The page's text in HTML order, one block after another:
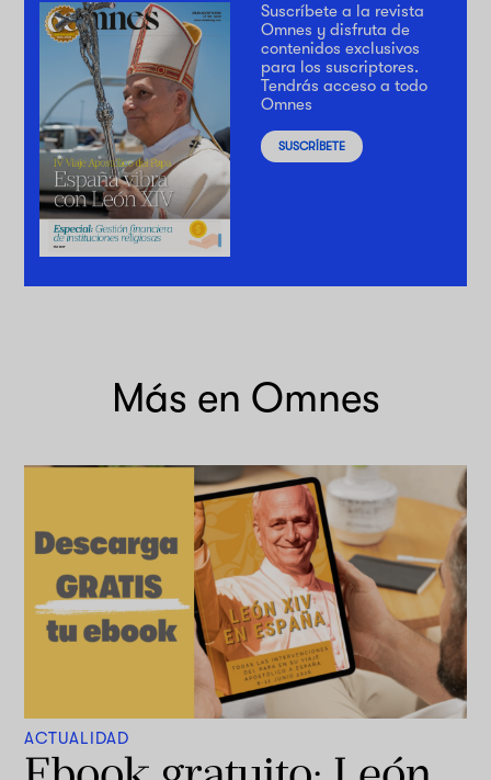
Suscríbete a la revista
Omnes y disfruta de
contenidos exclusivos
para los suscriptores.
Tendrás acceso a todo
Omnes
SUSCRÍBETE
Más en Omnes
ACTUALIDAD